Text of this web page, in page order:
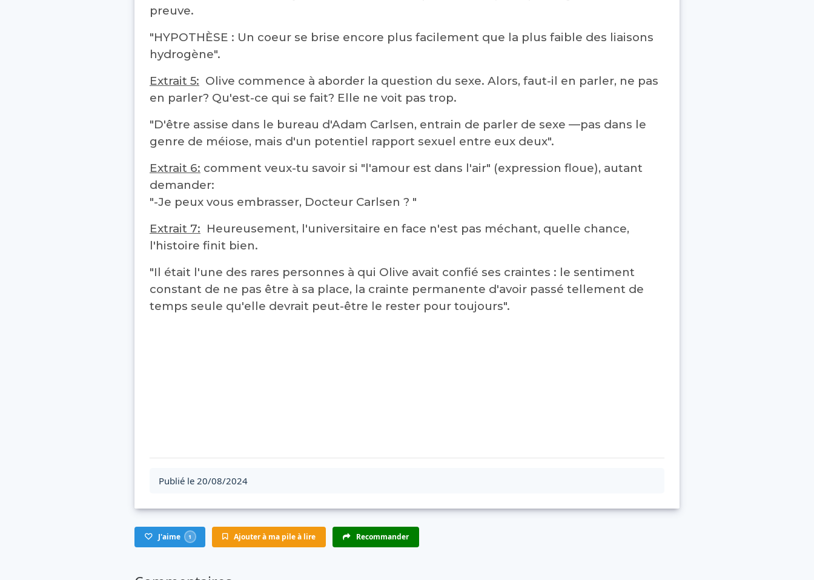
preuve.
"HYPOTHÈSE : Un coeur se brise encore plus facilement que la plus faible des liaisons
hydrogène".
Extrait 5: Olive commence à aborder la question du sexe. Alors, faut-il en parler, ne pas
en parler? Qu'est-ce qui se fait? Elle ne voit pas trop.
"D'être assise dans le bureau d'Adam Carlsen, entrain de parler de sexe —pas dans le
genre de méiose, mais d'un potentiel rapport sexuel entre eux deux".
Extrait 6: comment veux-tu savoir si "l'amour est dans l'air" (expression floue), autant
demander:
"-Je peux vous embrasser, Docteur Carlsen ? "
Extrait 7: Heureusement, l'universitaire en face n'est pas méchant, quelle chance,
l'histoire finit bien.
"Il était l'une des rares personnes à qui Olive avait confié ses craintes : le sentiment
constant de ne pas être à sa place, la crainte permanente d'avoir passé tellement de
temps seule qu'elle devrait peut-être le rester pour toujours".
Publié le 20/08/2024
J'aime 1 Ajouter à ma pile à lire Recommander